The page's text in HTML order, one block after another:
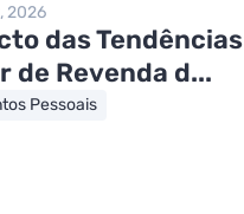
2026
das
de Revenda d...
Pessoais